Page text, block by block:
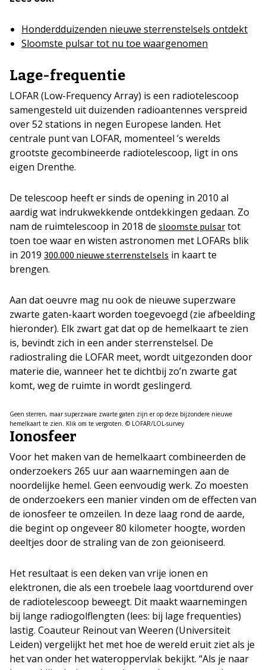
Honderdduizenden nieuwe sterrenstelsels ontdekt
Sloomste pulsar tot nu toe waargenomen
Lage-frequentie
LOFAR (Low-Frequency Array) is een radiotelescoop
samengesteld uit duizenden radioantennes verspreid
over 52 stations in negen Europese landen. Het
centrale punt van LOFAR, momenteel ’s werelds
grootste gecombineerde radiotelescoop, ligt in ons
eigen Drenthe.
De telescoop heeft er sinds de opening in 2010 al
aardig wat indrukwekkende ontdekkingen gedaan. Zo
nam de ruimtelescoop in 2018 de sloomste pulsar tot
toen toe waar en wisten astronomen met LOFARs blik
in 2019 300.000 nieuwe sterrenstelsels in kaart te
brengen.
Aan dat oeuvre mag nu ook de nieuwe superzware
zwarte gaten-kaart worden toegevoegd (zie afbeelding
hieronder). Elk zwart gat dat op de hemelkaart te zien
is, bevindt zich in een ander sterrenstelsel. De
radiostraling die LOFAR meet, wordt uitgezonden door
materie die, wanneer het te dichtbij zo’n zwarte gat
komt, weg de ruimte in wordt geslingerd.
Geen sterren, maar superzware zwarte gaten zijn er op deze bijzondere nieuwe
hemelkaart te zien. Klik om te vergroten. © LOFAR/LOL-survey
Ionosfeer
Voor het maken van de hemelkaart combineerden de
onderzoekers 265 uur aan waarnemingen aan de
noordelijke hemel. Geen eenvoudig werk. Zo moesten
de onderzoekers een manier vinden om de effecten van
de ionosfeer te omzeilen. In deze laag rond de aarde,
die begint op ongeveer 80 kilometer hoogte, worden
deeltjes door de straling van de zon geïoniseerd.
Het resultaat is een deken van vrije ionen en
elektronen, die als een troebele laag voortdurend over
de radiotelescoop beweegt. Dit maakt waarnemingen
bij lange radiogolflengten (lees: bij lage frequenties)
lastig. Coauteur Reinout van Weeren (Universiteit
Leiden) vergelijkt het met hoe de wereld eruit ziet als je
het van onder het wateroppervlak bekijkt. “Als je naar